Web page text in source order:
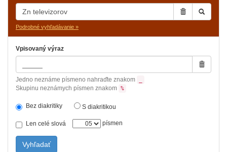
Podrobné vyhľadávanie »
Vpisovaný výraz
Jedno neznáme písmeno nahraďte znakom
Skupinu neznámych písmen znakom %
Bez diakritiky S diakritikou
Len celé slová písmen
Vyhľadať